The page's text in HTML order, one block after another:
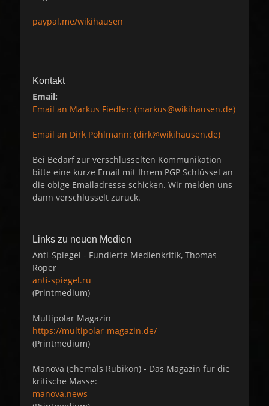
paypal.me/wikihausen
Kontakt
Email:
Email an Markus Fiedler: (markus@wikihausen.de)
Email an Dirk Pohlmann: (dirk@wikihausen.de)
Bei Bedarf zur verschlüsselten Kommunikation
bitte eine kurze Email mit Ihrem PGP Schlüssel an
die obige Emailadresse schicken. Wir melden uns
dann verschlüsselt zurück.
Links zu neuen Medien
Anti-Spiegel - Fundierte Medienkritik, Thomas
Röper
anti-spiegel.ru
(Printmedium)
Multipolar Magazin
https://multipolar-magazin.de/
(Printmedium)
Manova (ehemals Rubikon) - Das Magazin für die
kritische Masse:
manova.news